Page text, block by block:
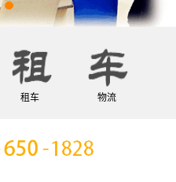
租车 物流